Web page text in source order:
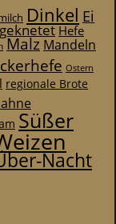
Dinkel Ei
Hefe
Malz Mandeln
Ostern
regionale Brote
Süßer
Nacht